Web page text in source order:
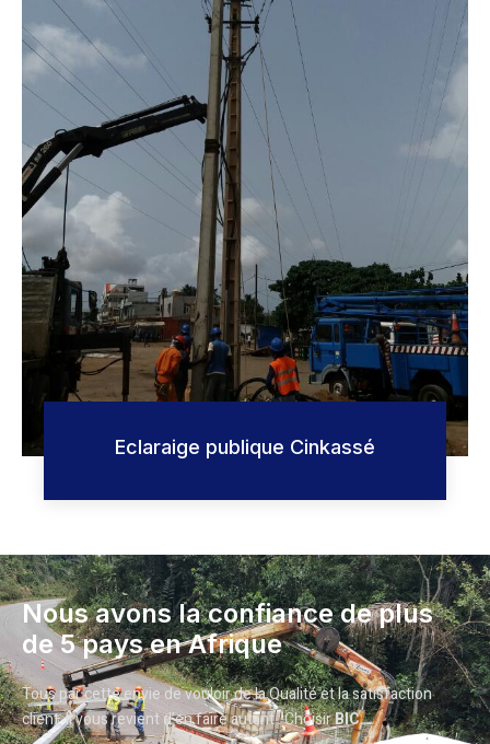
Eclaraige publique Cinkassé
Nous avons la confiance de plus
de 5 pays en Afrique
Tous par cette envie de vouloir de la Qualité et la satisfaction
client. Il vous revient d’en faire autant : ChoisirBIC.